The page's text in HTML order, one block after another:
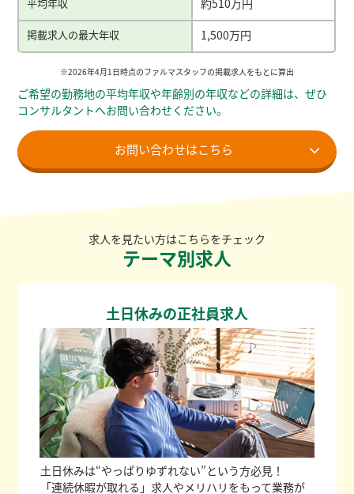
掲載求人の最大年収 1,500万円
※2026年4月1日時点のファルマスタッフの掲載求人をもとに算出
ご希望の勤務地の平均年収や年齢別の年収などの詳細は、ぜひ
コンサルタントへお問い合わせください。
お問い合わせはこちら
求人を見たい方はこちらをチェック
テーマ別求人
土日休みの正社員求人
土日休みは“やっぱりゆずれない”という方必見！
「連続休暇が取れる」求人やメリハリをもって業務が